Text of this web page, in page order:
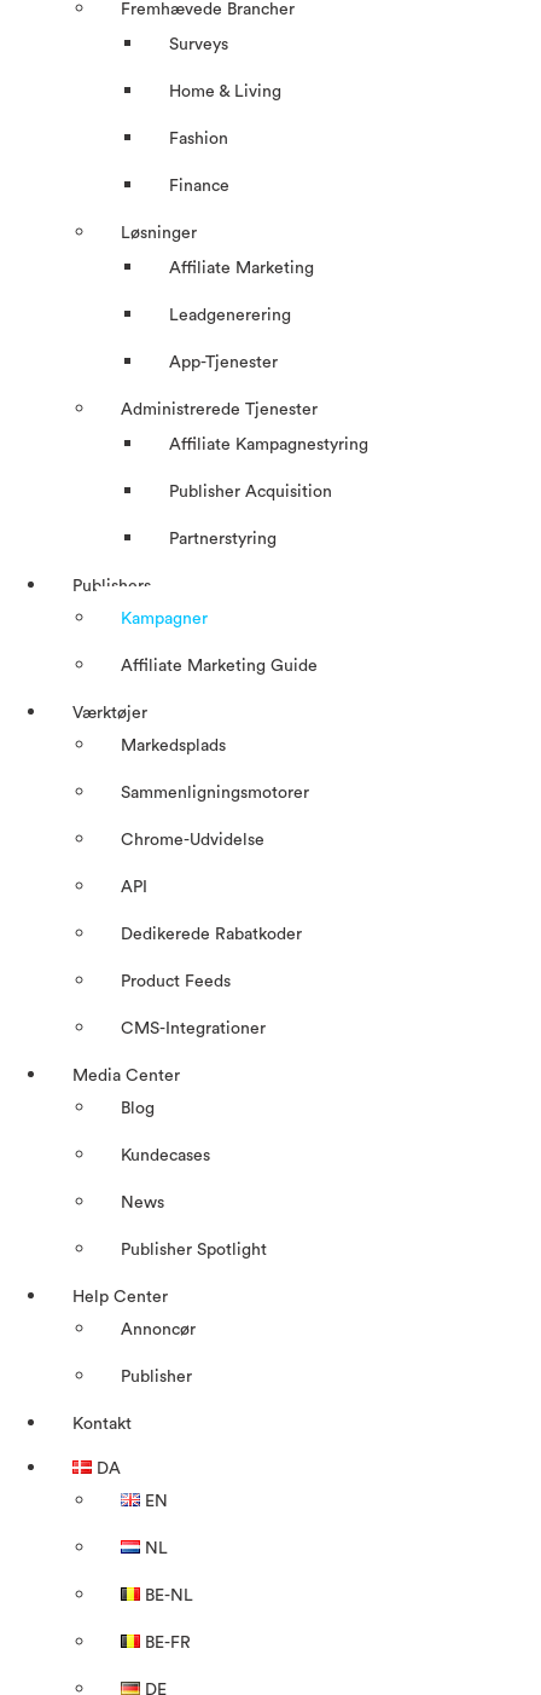
Fremhævede Brancher
Surveys
Home & Living
Fashion
Finance
Løsninger
Affiliate Marketing
Leadgenerering
App-Tjenester
Administrerede Tjenester
Affiliate Kampagnestyring
Publisher Acquisition
Partnerstyring
Publishers
Kampagner
Affiliate Marketing Guide
Værktøjer
Markedsplads
Sammenligningsmotorer
Chrome-Udvidelse
API
Dedikerede Rabatkoder
Product Feeds
CMS-Integrationer
Media Center
Blog
Kundecases
News
Publisher Spotlight
Help Center
Annoncør
Publisher
Kontakt
DA
EN
NL
BE-NL
BE-FR
DE